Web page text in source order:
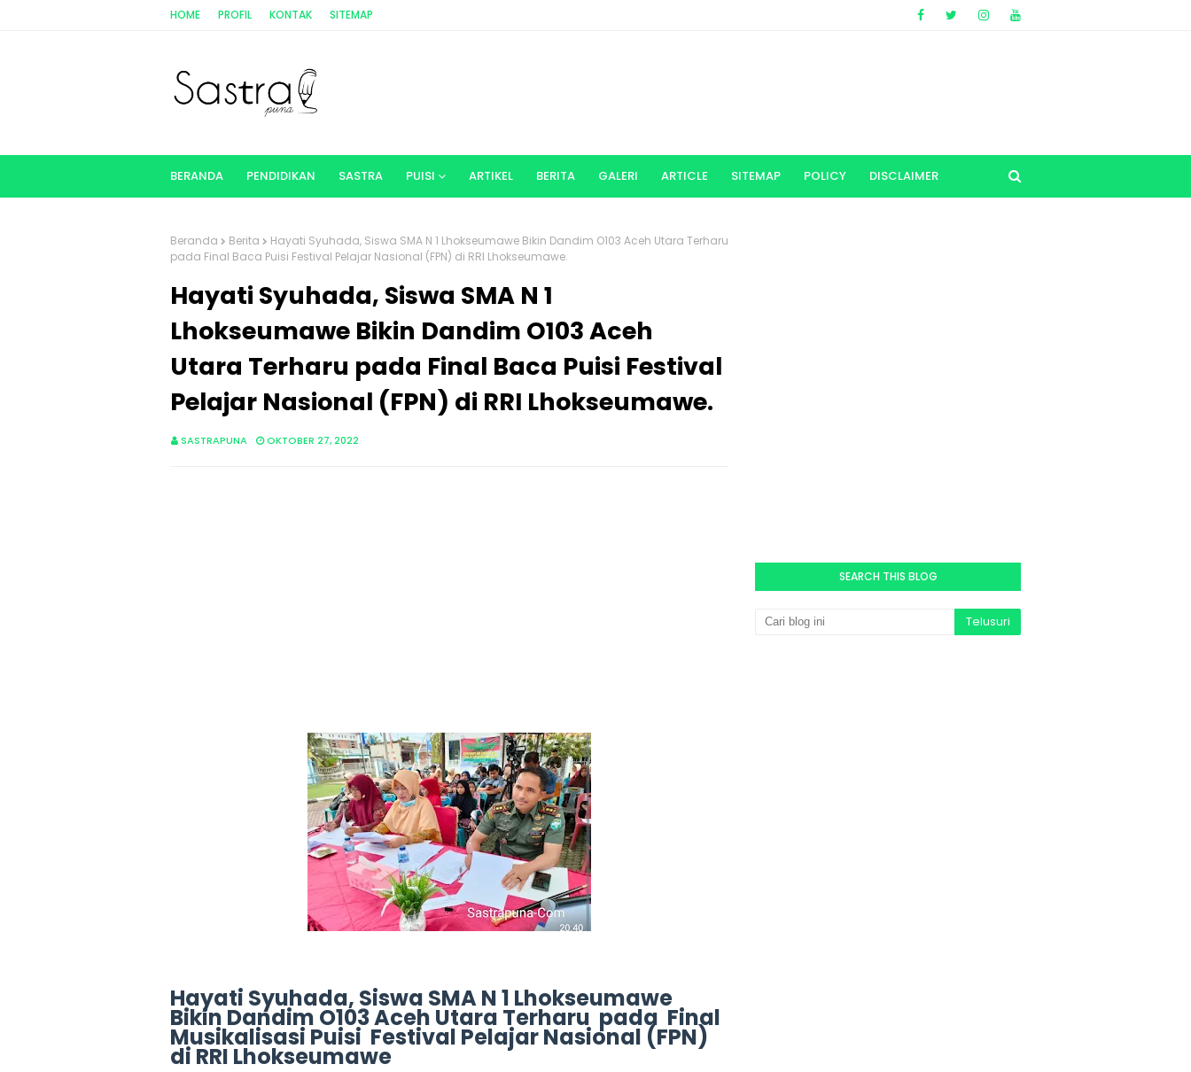
HOME PROFIL KONTAK SITEMAP
BERANDA PENDIDIKAN SASTRA PUISI ARTIKEL BERITA GALERI ARTICLE SITEMAP POLICY DISCLAIMER
Beranda Berita
Hayati Syuhada, Siswa SMA N 1 Lhokseumawe Bikin Dandim O103 Aceh Utara Terharu
pada Final Baca Puisi Festival Pelajar Nasional (FPN) di RRI Lhokseumawe.
Hayati Syuhada, Siswa SMA N 1
Lhokseumawe Bikin Dandim O103 Aceh
Utara Terharu pada Final Baca Puisi Festival
Pelajar Nasional (FPN) di RRI Lhokseumawe.
SASTRAPUNA OKTOBER 27, 2022
Hayati Syuhada, Siswa SMA N 1 Lhokseumawe
Bikin Dandim O103 Aceh Utara Terharu pada Final
Musikalisasi Puisi Festival Pelajar Nasional (FPN)
di RRI Lhokseumawe
SEARCH THIS BLOG